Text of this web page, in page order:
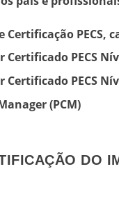
Certificação
PECS
PECS
(PCM)
DO